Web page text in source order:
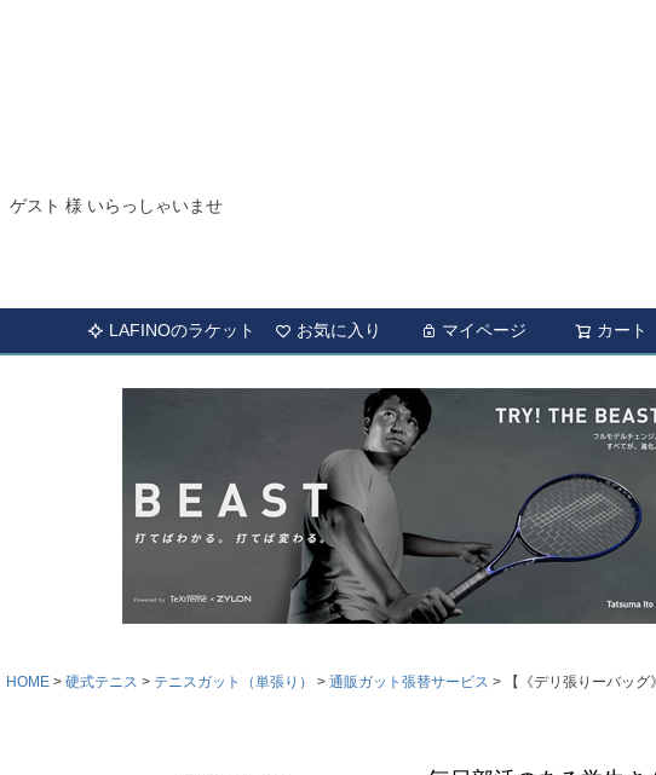
ゲスト 様 いらっしゃいませ
LAFINOのラケット お気に入り マイページ カート
HOME 硬式テニス テニスガット（単張り） 通販ガット張替サービス 【《デリ張りーバッ